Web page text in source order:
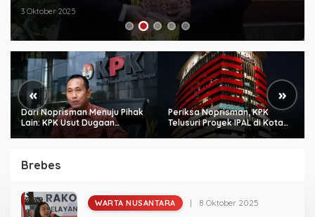
3 Oktober 2025
« »
Dari Noprisman Menuju Pihak
Lain: KPK Usut Dugaan
Pengondisian Proyek di
Periksa Noprisman, KPK
Telusuri Proyek IPAL di Kota
Bengkulu
Brebes
WARTA NUSANTARA | 8 Oktober 2025
O